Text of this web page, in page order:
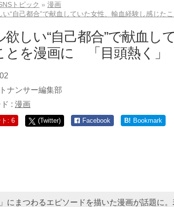
トピック
漫画
い“自己都合”で献血していた女性、輸血経験し感じた
欲しい“自己都合”で献血し
とを漫画に 「目頭熱く」
ナンサー編集部
: 漫画
ト: 6 (Twitter) Facebook B! Bookmark
」にまつわるエピソードを描いた漫画が話題に